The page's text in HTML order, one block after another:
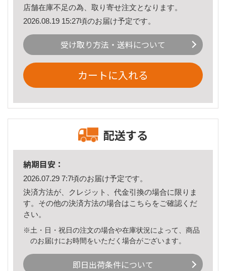
店舗在庫不足の為、取り寄せ注文となります。
2026.08.19 15:27頃のお届け予定です。
受け取り方法・送料について
カートに入れる
配送する
納期目安：
2026.07.29 7:7頃のお届け予定です。
決済方法が、クレジット、代金引換の場合に限りま
す。その他の決済方法の場合はこちら をご確認くだ
さい。
※土・日・祝日の注文の場合や在庫状況によって、商品
のお届けにお時間をいただく場合がございます。
即日出荷条件について